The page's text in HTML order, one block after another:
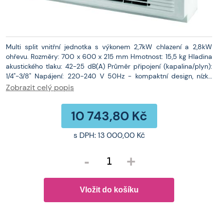
Multi split vnitřní jednotka s výkonem 2,7kW chlazení a 2,8kW
ohřevu. Rozměry: 700 x 600 x 215 mm Hmotnost: 15,5 kg Hladina
akustického tlaku: 42-25 dB(A) Průměr připojení (kapalina/plyn):
1/4"-3/8" Napájení: 220-240 V 50Hz - kompaktní design, nízká
hmotnost a velmi nízká hlučnost, - práškově lakované pouzdro, -
expanzní ventil, - chladivo R32, - vyhřívaná odkapávací nádoba a
kompresor, nutné pro provoz zařízení v režimu vytápění při velmi
nízkých venkovních teplotách, - režim chlazení při nízkých
venkovních teplotách až -15°C, - režim vytápění při nízkých
Zobrazit celý popis
10 743,80 Kč
s DPH: 13 000,00 Kč
- +